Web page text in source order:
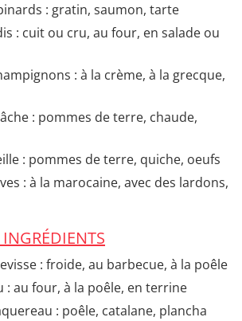
: gratin, saumon, tarte
: cuit ou cru, au four, en salade ou
: à la crème, à la grecque,
: pommes de terre, chaude,
: pommes de terre, quiche, oeufs
: à la marocaine, avec des lardons,
INGRÉDIENTS
: froide, au barbecue, à la poêle
: au four, à la poêle, en terrine
: poêle, catalane, plancha